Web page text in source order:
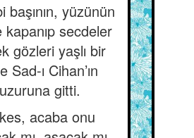
başının, yüzünün
kapanıp secdeler
gözleri yaşlı bir
Sad-ı Cihan’ın
gitti.
acaba onu